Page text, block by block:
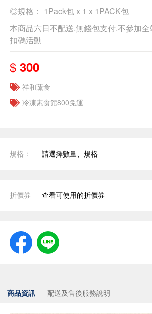
◎規格： 1Pack包 x 1 x 1PACK包
本商品六日不配送.無錢包支付.不參加
扣碼活動
$ 300
祥和蔬食
冷凍素食館800免運
規格： 請選擇數量、規格
折價券 查看可使用的折價券
商品資訊 配送及售後服務說明